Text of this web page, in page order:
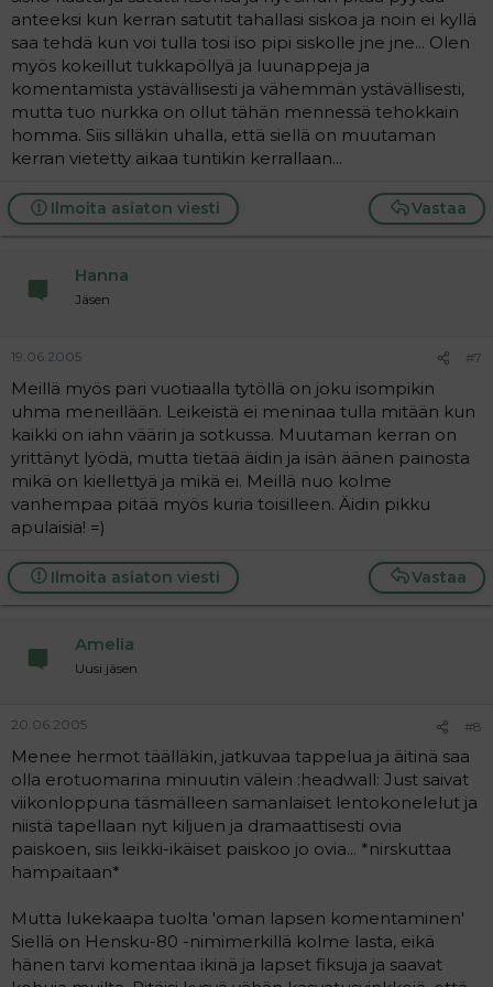
anteeksi kun kerran satutit tahallasi siskoa ja noin ei kyllä
saa tehdä kun voi tulla tosi iso pipi siskolle jne jne... Olen
myös kokeillut tukkapöllyä ja luunappeja ja
komentamista ystävällisesti ja vähemmän ystävällisesti,
mutta tuo nurkka on ollut tähän mennessä tehokkain
homma. Siis silläkin uhalla, että siellä on muutaman
kerran vietetty aikaa tuntikin kerrallaan...
Vastaa
Ilmoita asiaton viesti
Hanna
Jäsen
19.06.2005 #7
Meillä myös pari vuotiaalla tytöllä on joku isompikin
uhma meneillään. Leikeistä ei meninaa tulla mitään kun
kaikki on iahn väärin ja sotkussa. Muutaman kerran on
yrittänyt lyödä, mutta tietää äidin ja isän äänen painosta
mikä on kiellettyä ja mikä ei. Meillä nuo kolme
vanhempaa pitää myös kuria toisilleen. Äidin pikku
apulaisia! =)
Vastaa
Ilmoita asiaton viesti
Amelia
Uusi jäsen
20.06.2005 #8
Menee hermot täälläkin, jatkuvaa tappelua ja äitinä saa
olla erotuomarina minuutin välein :headwall: Just saivat
viikonloppuna täsmälleen samanlaiset lentokonelelut ja
niistä tapellaan nyt kiljuen ja dramaattisesti ovia
paiskoen, siis leikki-ikäiset paiskoo jo ovia... *nirskuttaa
hampaitaan*
Mutta lukekaapa tuolta 'oman lapsen komentaminen'
Siellä on Hensku-80 -nimimerkillä kolme lasta, eikä
hänen tarvi komentaa ikinä ja lapset fiksuja ja saavat